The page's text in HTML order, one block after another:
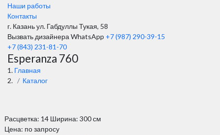
Наши работы
Контакты
г. Казань ул. Габдуллы Тукая, 58
Вызвать дизайнера WhatsApp +7 (987) 290-39-15
+7 (843) 231-81-70
Esperanza 760
Главная
Каталог
Расцветка: 14 Ширина: 300 см
Цена: по запросу